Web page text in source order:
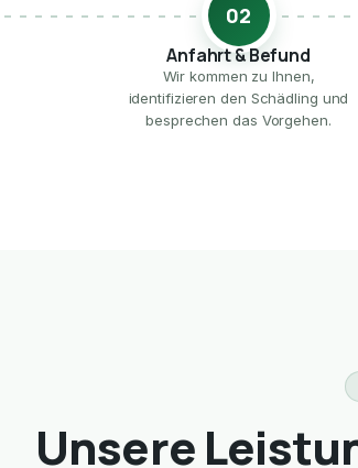
02
Anfahrt & Befund
Wir kommen zu Ihnen,
identifizieren den Schädling und
besprechen das Vorgehen.
Unsere